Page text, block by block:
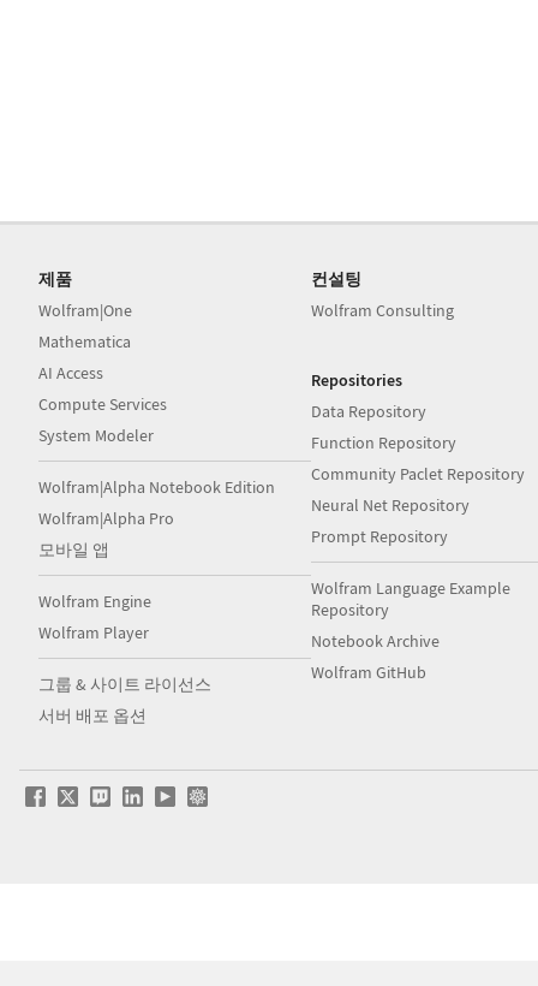
제품
Wolfram|One
Mathematica
AI Access
Compute Services
System Modeler
Wolfram|Alpha Notebook Edition
Wolfram|Alpha Pro
모바일 앱
Wolfram Engine
Wolfram Player
그룹 & 사이트 라이선스
서버 배포 옵션
컨설팅
Wolfram Consulting
Repositories
Data Repository
Function Repository
Community Paclet Repository
Neural Net Repository
Prompt Repository
Wolfram Language Example
Repository
Notebook Archive
Wolfram GitHub